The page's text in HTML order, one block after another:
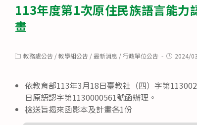
113年度第1次原住民族語言能力
畫
Post教務處公告 / 教學組公告 / 最新消息 / 行政單位公告
Post2024/
依教育部113年3月18日臺教社（四）字第
日原語認字第1130000561號函辦理。
檢送旨揭來函影本及計畫各1份